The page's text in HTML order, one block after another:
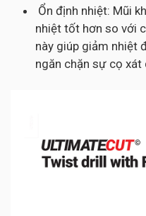
Ổn định nhiệt: Mũi
nhiệt tốt hơn so với
này giúp giảm nhiệt
ngăn chặn sự cọ